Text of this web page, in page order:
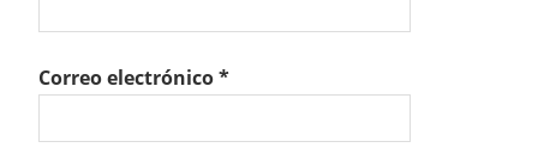
Correo electrónico*